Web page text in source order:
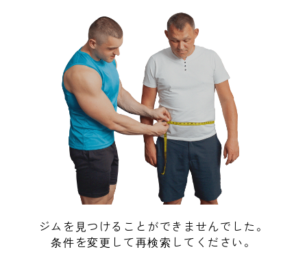
ジムを見つけることができませんでした。
条件を変更して再検索してください。